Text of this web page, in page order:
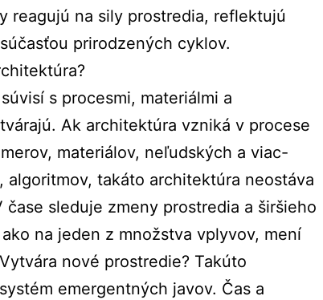
reagujú na sily prostredia, reflektujú
prirodzených cyklov.
s procesmi, materiálmi a
Ak architektúra vzniká v procese
materiálov, neľudských a viac-
algoritmov, takáto architektúra neostáva
sleduje zmeny prostredia a širšieho
na jeden z množstva vplyvov, mení
nové prostredie? Takúto
emergentných javov. Čas a